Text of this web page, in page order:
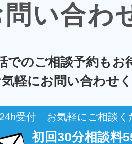
問い合わ
でのご相談予約もお
軽にお問い合わせく
24h受付 お気軽にご相談く
初回30分相談料